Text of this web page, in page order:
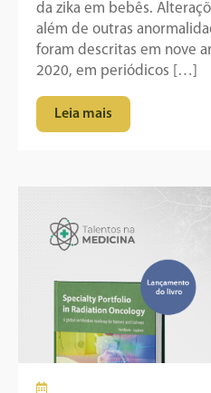
da zika em bebês.
além de outras
foram descritas em nove
2020, em periódicos […]
Leia mais